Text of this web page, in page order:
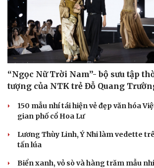
Sản phụ khoa
Nhi khoa
Nam khoa
Làm đẹp - giảm cân
Phòng mạch online
Ăn sạch sống khỏe
Tình yêu -
“Ngọc Nữ Trời Nam”- bộ sưu tập
tượng của NTK trẻ Đỗ Quang
150 mẫu nhí tái hiện vẻ đẹp văn hóa
gian phố cổ Hoa Lư
Lương Thùy Linh, Ý Nhi làm vedette
tấn lúa
Biển xanh, vỏ sò và hàng trăm mẫu